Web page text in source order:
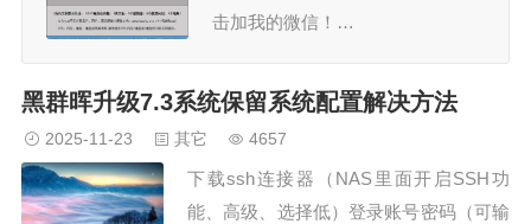
击加我的微信！…
黑群晖升级7.3系统保留系统配置解决方法
2025-11-23 其它 4657
下载ssh连接器（NAS里面开启SSH功
能、高级、选择低）登录账号密码（可输